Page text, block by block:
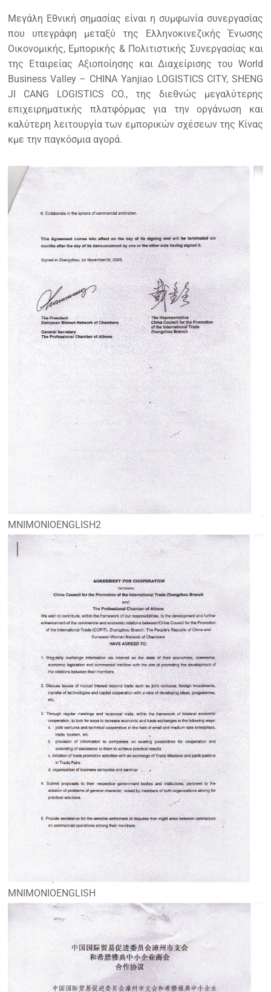
Μεγάλη Εθνική σημασίας είναι η συμφωνία συνεργασίας
που υπεγράφη μεταξύ της Ελληνοκινεζικής Ένωσης
Οικονομικής, Εμπορικής & Πολιτιστικής Συνεργασίας και
της Εταιρείας Αξιοποίησης και Διαχείρισης του World
Business Valley – CHINA Yanjiao LOGISTICS CITY, SHENG
JI CANG LOGISTICS CO., της διεθνώς μεγαλύτερης
επιχειρηματικής πλατφόρμας για την οργάνωση και
καλύτερη λειτουργία των εμπορικών σχέσεων της Κίνας
κμε την παγκόσμια αγορά.
MNIMONIOENGLISH2
MNIMONIOENGLISH